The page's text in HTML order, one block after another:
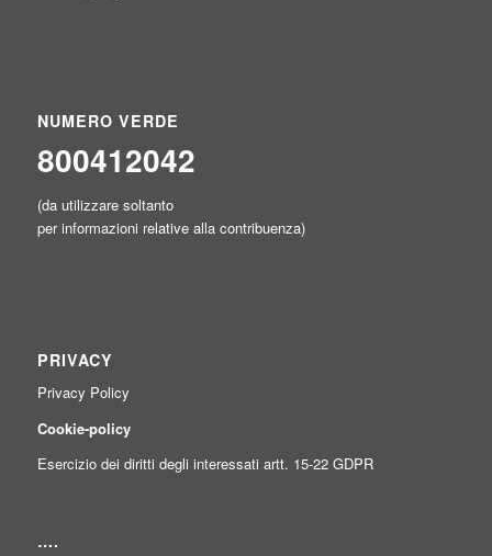
NUMERO VERDE
800412042
(da utilizzare soltanto
per informazioni relative alla contribuenza)
PRIVACY
Privacy Policy
Cookie-policy
Esercizio dei diritti degli interessati artt. 15-22 GDPR
….